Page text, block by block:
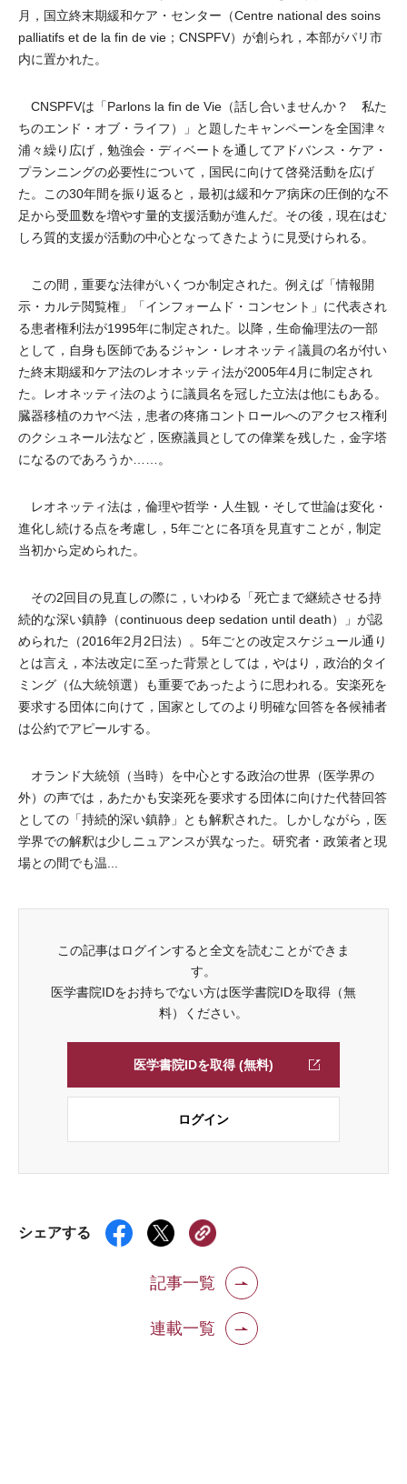
月，国立終末期緩和ケア・センター（Centre national des soins
palliatifs et de la fin de vie；CNSPFV）が創られ，本部がパリ市
内に置かれた。
CNSPFVは「Parlons la fin de Vie（話し合いませんか？ 私た
ちのエンド・オブ・ライフ）」と題したキャンペーンを全国津々
浦々繰り広げ，勉強会・ディベートを通してアドバンス・ケア・
プランニングの必要性について，国民に向けて啓発活動を広げ
た。この30年間を振り返ると，最初は緩和ケア病床の圧倒的な不
足から受皿数を増やす量的支援活動が進んだ。その後，現在はむ
しろ質的支援が活動の中心となってきたように見受けられる。
この間，重要な法律がいくつか制定された。例えば「情報開
示・カルテ閲覧権」「インフォームド・コンセント」に代表され
る患者権利法が1995年に制定された。以降，生命倫理法の一部
として，自身も医師であるジャン・レオネッティ議員の名が付い
た終末期緩和ケア法のレオネッティ法が2005年4月に制定され
た。レオネッティ法のように議員名を冠した立法は他にもある。
臓器移植のカヤベ法，患者の疼痛コントロールへのアクセス権利
のクシュネール法など，医療議員としての偉業を残した，金字塔
になるのであろうか……。
レオネッティ法は，倫理や哲学・人生観・そして世論は変化・
進化し続ける点を考慮し，5年ごとに各項を見直すことが，制定
当初から定められた。
その2回目の見直しの際に，いわゆる「死亡まで継続させる持
続的な深い鎮静（continuous deep sedation until death）」が認
められた（2016年2月2日法）。5年ごとの改定スケジュール通り
とは言え，本法改定に至った背景としては，やはり，政治的タイ
ミング（仏大統領選）も重要であったように思われる。安楽死を
要求する団体に向けて，国家としてのより明確な回答を各候補者
は公約でアピールする。
オランド大統領（当時）を中心とする政治の世界（医学界の
外）の声では，あたかも安楽死を要求する団体に向けた代替回答
としての「持続的深い鎮静」とも解釈された。しかしながら，医
学界での解釈は少しニュアンスが異なった。研究者・政策者と現
場との間でも温...
この記事はログインすると全文を読むことができま
す。
医学書院IDをお持ちでない方は医学書院IDを取得（無
料）ください。
医学書院IDを取得 (無料)
ログイン
シェアする
記事一覧
連載一覧